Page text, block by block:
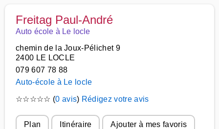
Freitag Paul-André
Auto école à Le locle
chemin de la Joux-Pélichet 9
2400 LE LOCLE
079 607 78 88
Auto-école à Le locle
☆☆☆☆☆ (0 avis) Rédigez votre avis
Plan Itinéraire Ajouter à mes favoris